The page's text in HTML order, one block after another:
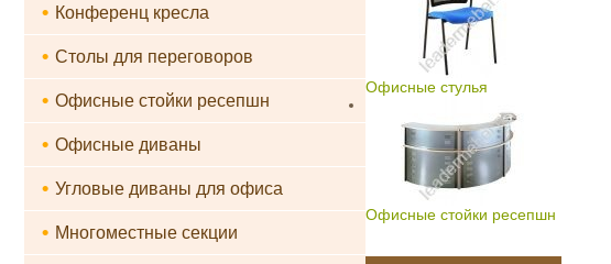
• Конференц кресла
• Столы для переговоров
• Офисные стойки ресепшн
• Офисные диваны
• Угловые диваны для офиса
• Многоместные секции
Офисные стулья
Офисные стойки ресепшн